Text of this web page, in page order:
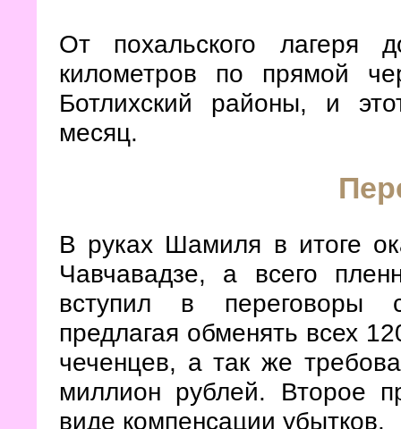
От похальского лагеря
километров по прямой
Ботлихский районы, и
месяц.
В руках Шамиля в итоге
Чавчавадзе, а всего
вступил в переговоры
предлагая обменять всех
чеченцев, а так же
миллион рублей. Второе
виде компенсации убытков.